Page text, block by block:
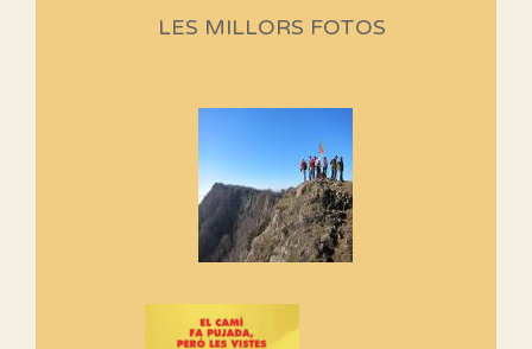
cosa hem de fer...
Els Centpeus signen el
Manifest a favor dels Camins
Si ets una entitat o associació
adhereix-te al manifest!
LES MILLORS FOTOS